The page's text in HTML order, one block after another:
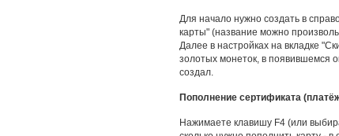
Для начало нужно создать в
карты" (название можно
Далее в настройках на вкладке
золотых монеток, в появившемся
создал.
Пополнение сертификата
Нажимаете клавишу F4 (или